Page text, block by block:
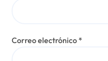
Correo electrónico *